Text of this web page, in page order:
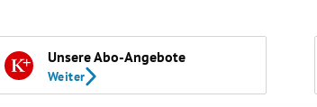
Unsere Abo-Angebote
Weiter